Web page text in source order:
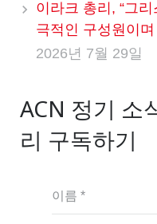
이라크 총리, “그
극적인 구성원이
2026년 7월 29일
ACN 정기 소
리 구독하기
이름 *